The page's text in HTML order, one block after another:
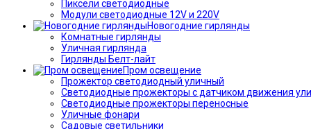
Пиксели светодиодные
Модули светодиодные 12V и 220V
Новогодние гирлянды
Комнатные гирлянды
Уличная гирлянда
Гирлянды Белт-лайт
Пром освещение
Прожектор светодиодный уличный
Светодиодные прожекторы с датчиком движения
Светодиодные прожекторы переносные
Уличные фонари
Садовые светильники